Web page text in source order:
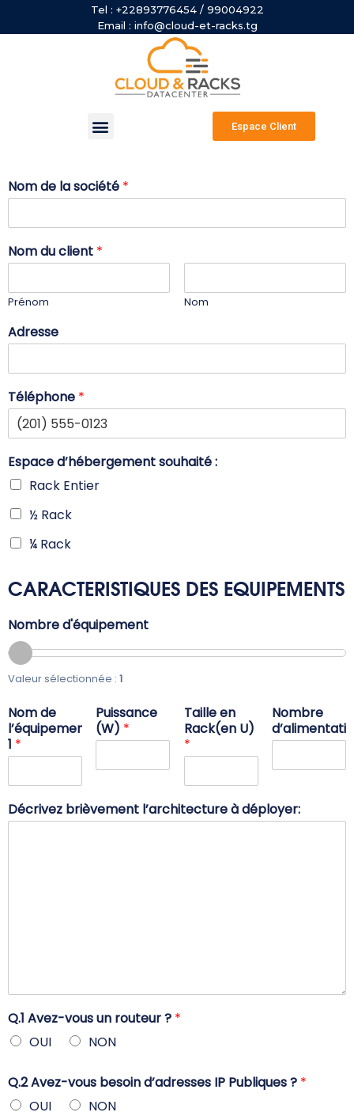
Tel : +22893776454 / 99004922
Email : info@cloud-et-racks.tg
Espace Client
Nom de la société *
Nom du client *
Prénom Nom
Adresse
Téléphone *
Espace d’hébergement souhaité :
Rack Entier
½ Rack
¼ Rack
CARACTERISTIQUES DES EQUIPEMENTS
Nombre d'équipement
Valeur sélectionnée : 1
Nom de
l’équipement
1 *
Puissance
(W) *
Taille en
Rack(en U)
*
Nombre
Décrivez brièvement l’architecture à déployer:
Q.1 Avez-vous un routeur ? *
OUI
NON
Q.2 Avez-vous besoin d’adresses IP Publiques ? *
OUI
NON